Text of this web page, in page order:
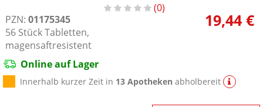
0
PZN: 01175345
56 Stück Tabletten,
magensaftresistent
19,44 €
Online auf Lager
Innerhalb kurzer Zeit in 13 Apotheken abholbereit